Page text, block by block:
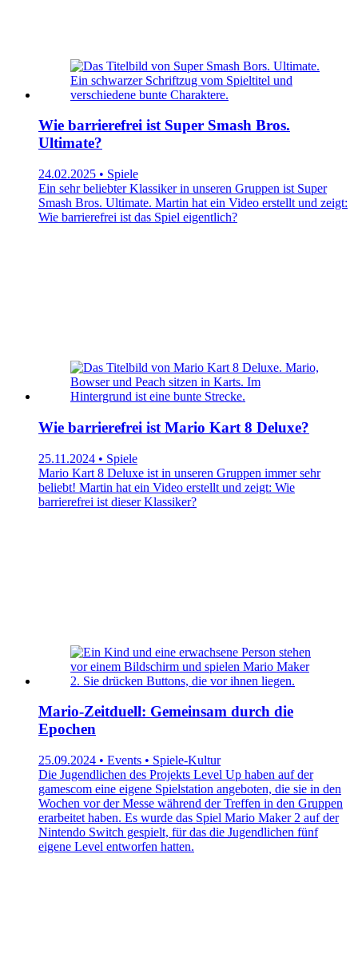
Wie barrierefrei ist Super Smash Bros.
Ultimate?
24.02.2025 • Spiele
Ein sehr beliebter Klassiker in unseren Gruppen ist Super
Smash Bros. Ultimate. Martin hat ein Video erstellt und zeigt:
Wie barrierefrei ist das Spiel eigentlich?
Wie barrierefrei ist Mario Kart 8 Deluxe?
25.11.2024 • Spiele
Mario Kart 8 Deluxe ist in unseren Gruppen immer sehr
beliebt! Martin hat ein Video erstellt und zeigt: Wie
barrierefrei ist dieser Klassiker?
Mario-Zeitduell: Gemeinsam durch die
Epochen
25.09.2024 • Events • Spiele-Kultur
Die Jugendlichen des Projekts Level Up haben auf der
gamescom eine eigene Spielstation angeboten, die sie in den
Wochen vor der Messe während der Treffen in den Gruppen
erarbeitet haben. Es wurde das Spiel Mario Maker 2 auf der
Nintendo Switch gespielt, für das die Jugendlichen fünf
eigene Level entworfen hatten.